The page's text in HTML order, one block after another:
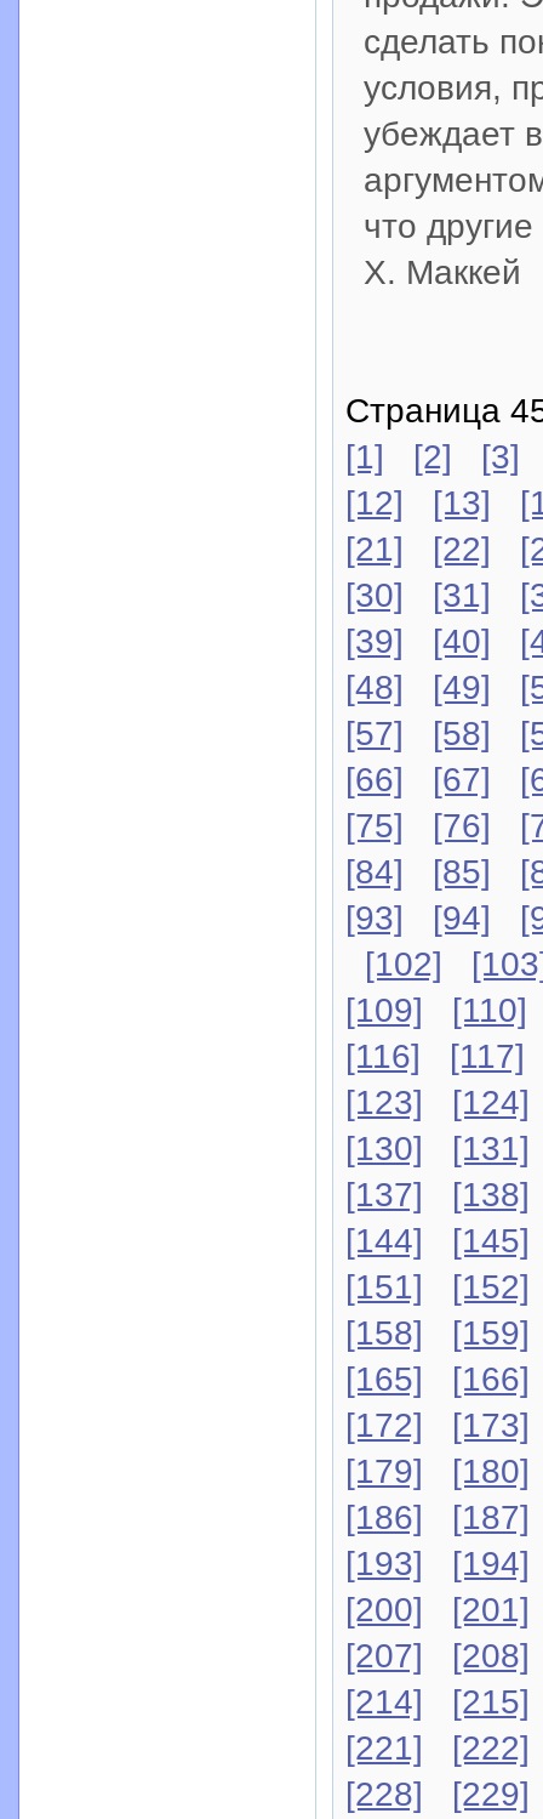
сделать
условия,
убеждает
что
Х. Маккей
Страница
[1]
[2]
[3]
[12]
[13]
[21]
[22]
[30]
[31]
[39]
[40]
[48]
[49]
[57]
[58]
[66]
[67]
[75]
[76]
[84]
[85]
[93]
[94]
[102]
[109]
[110]
[116]
[117]
[123]
[124]
[130]
[131]
[137]
[138]
[144]
[145]
[151]
[152]
[158]
[159]
[165]
[166]
[172]
[173]
[179]
[180]
[186]
[187]
[193]
[194]
[200]
[201]
[207]
[208]
[214]
[215]
[221]
[222]
[228]
[229]